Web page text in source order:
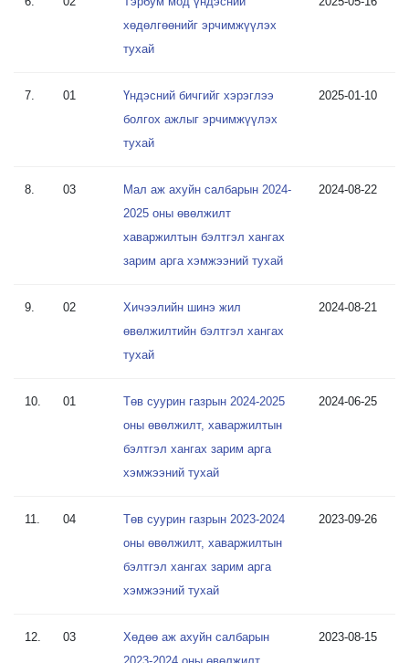
хөдөлгөөнийг эрчимжүүлэх
тухай
7. 01
Үндэсний бичгийг хэрэглээ
болгох ажлыг эрчимжүүлэх
тухай
2025-01-10
8. 03
Мал аж ахуйн салбарын 2024-
2025 оны өвөлжилт
хаваржилтын бэлтгэл хангах
зарим арга хэмжээний тухай
2024-08-22
9. 02
Хичээлийн шинэ жил
өвөлжилтийн бэлтгэл хангах
тухай
2024-08-21
10. 01
Төв суурин газрын 2024-2025
оны өвөлжилт, хаваржилтын
бэлтгэл хангах зарим арга
хэмжээний тухай
2024-06-25
11. 04
Төв суурин газрын 2023-2024
оны өвөлжилт, хаваржилтын
бэлтгэл хангах зарим арга
хэмжээний тухай
2023-09-26
12. 03
Хөдөө аж ахуйн салбарын
2023-08-15